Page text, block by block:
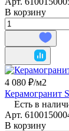
В корзину
4 080 ₽/м2
Керамогранит
Есть в
Арт.
В корзину